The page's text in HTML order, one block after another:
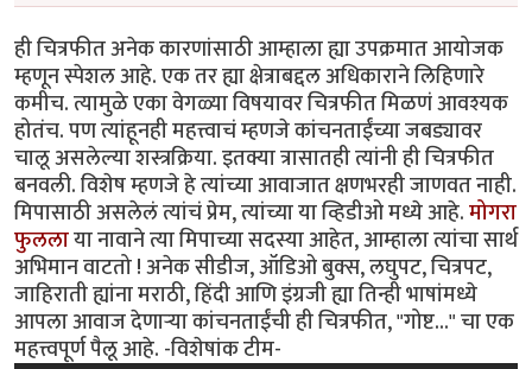
ही चित्रफीत अनेक कारणांसाठी आम्हाला ह्या उपक्रमात आयोजक
म्हणून स्पेशल आहे. एक तर ह्या क्षेत्राबद्दल अधिकाराने लिहिणारे
कमीच. त्यामुळे एका वेगळ्या विषयावर चित्रफीत मिळणं आवश्यक
होतंच. पण त्यांहूनही महत्त्वाचं म्हणजे कांचनताईंच्या जबड्यावर
चालू असलेल्या शस्त्रक्रिया. इतक्या त्रासातही त्यांनी ही चित्रफीत
बनवली. विशेष म्हणजे हे त्यांच्या आवाजात क्षणभरही जाणवत नाही.
मिपासाठी असलेलं त्यांचं प्रेम, त्यांच्या या व्हिडीओ मध्ये आहे.मोगरा
फुललाया नावाने त्या मिपाच्या सदस्या आहेत, आम्हाला त्यांचा सार्थ
अभिमान वाटतो ! अनेक सीडीज, ऑडिओ बुक्स, लघुपट, चित्रपट,
जाहिराती ह्यांना मराठी, हिंदी आणि इंग्रजी ह्या तिन्ही भाषांमध्ये
आपला आवाज देणार्‍या कांचनताईंची ही चित्रफीत, "गोष्ट..." चा एक
महत्त्वपूर्ण पैलू आहे. -विशेषांक टीम-